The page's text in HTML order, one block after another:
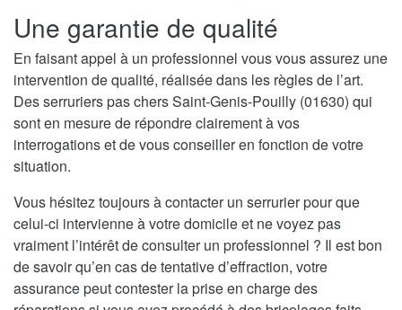
Une garantie de qualité
En faisant appel à un professionnel vous vous assurez une
intervention de qualité, réalisée dans les règles de l’art.
Des serruriers pas chers Saint-Genis-Pouilly (01630) qui
sont en mesure de répondre clairement à vos
interrogations et de vous conseiller en fonction de votre
situation.
Vous hésitez toujours à contacter un serrurier pour que
celui-ci intervienne à votre domicile et ne voyez pas
vraiment l’intérêt de consulter un professionnel ? Il est bon
de savoir qu’en cas de tentative d’effraction, votre
assurance peut contester la prise en charge des